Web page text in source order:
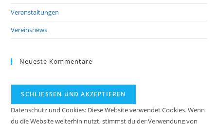
Veranstaltungen
Vereinsnews
Neueste Kommentare
Datenschutz und Cookies: Diese Website verwendet Cookies. Wenn
du die Website weiterhin nutzt, stimmst du der Verwendung von